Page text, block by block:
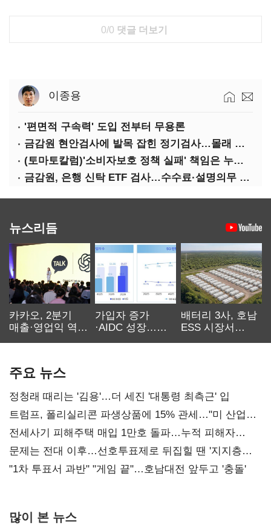
0/0 댓글 더보기
이종용
'편면적 구속력' 도입 전부터 무용론
금감원 현안검사에 발목 잡힌 정기검사…몰래 웃는 금융권
(토마토칼럼)'소비자보호 정책 실패' 책임은 누가 지나
금감원, 은행 신탁 ETF 검사…수수료·설명의무 정조준
뉴스리듬
카카오, 2분기
매출·영업익 역대
가입자 증가
·AIDC 성장…
배터리 3사, 호남
ESS 시장서
주요 뉴스
정청래 때리는 '김용'…더 세진 '대통령 최측근' 입
트럼프, 폴리실리콘 파생상품에 15% 관세…"미 산업
재건"
전세사기 피해주택 매입 1만호 돌파…누적 피해자
4만278명
문제는 전대 이후…선호투표제로 뒤집힐 땐 '지지층
불복'
"1차 투표서 과반" "게임 끝"…호남대전 앞두고 '충돌'
많이 본 뉴스